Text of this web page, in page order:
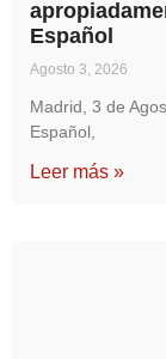
Español
Agosto 3, 2026
Madrid, 3 de
Español,
Leer más »